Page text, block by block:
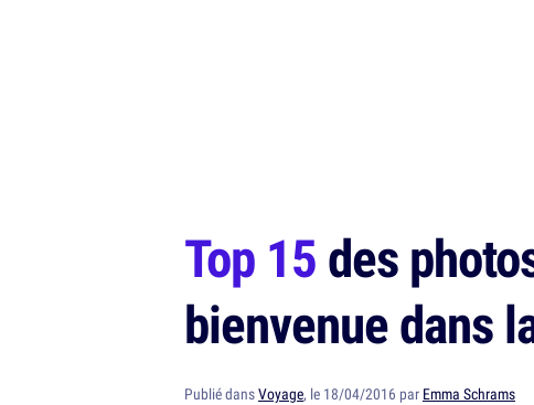
Top 15des
bienvenue dans
Publié dansVoyage, le 18/04/2016 par Emma Schrams